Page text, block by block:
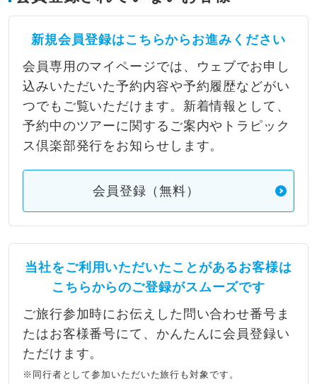
新規会員登録はこちらからお進みください
会員専用のマイページでは、ウェブでお申し
込みいただいた予約内容や予約履歴などがい
つでもご覧いただけます。新着情報として、
予約中のツアーに関するご案内やトラピック
ス倶楽部発行をお知らせします。
会員登録（無料）
当社をご利用いただいたことがあるお客様は
こちらからのご登録がスムーズです
ご旅行参加時にお伝えした問い合わせ番号ま
たはお客様番号にて、かんたんに会員登録い
ただけます。
※同行者として参加いただいた旅行も対象です。